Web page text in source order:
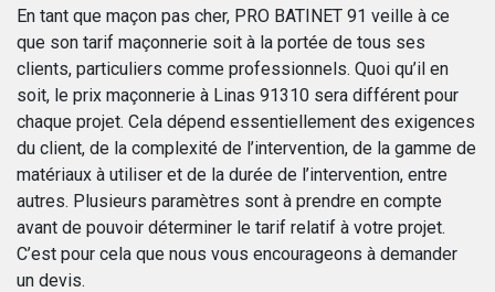
En tant que maçon pas cher, PRO BATINET 91 veille à ce
que son tarif maçonnerie soit à la portée de tous ses
clients, particuliers comme professionnels. Quoi qu’il en
soit, le prix maçonnerie à Linas 91310 sera différent pour
chaque projet. Cela dépend essentiellement des exigences
du client, de la complexité de l’intervention, de la gamme de
matériaux à utiliser et de la durée de l’intervention, entre
autres. Plusieurs paramètres sont à prendre en compte
avant de pouvoir déterminer le tarif relatif à votre projet.
C’est pour cela que nous vous encourageons à demander
un devis.